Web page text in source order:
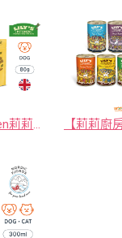
【Lily's Kitchen莉莉廚房】英國原裝進口狗狗烘焙餅乾系列 80g｜歐洲傳統烘焙手藝製作 ‧ 皇室認證寵物品牌